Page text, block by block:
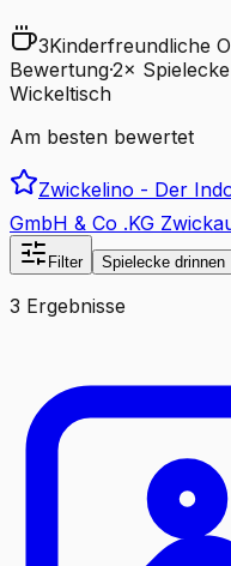
3Kinderfreundliche
Bewertung·2×
Wickeltisch
Am besten bewertet
Zwickelino - Der
GmbH & Co .KG
Filter Spielecke drinnen
3 Ergebnisse